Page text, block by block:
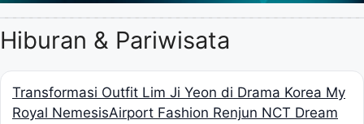
Hiburan & Pariwisata
Transformasi Outfit Lim Ji Yeon di Drama Korea My
Royal NemesisAirport Fashion Renjun NCT Dream